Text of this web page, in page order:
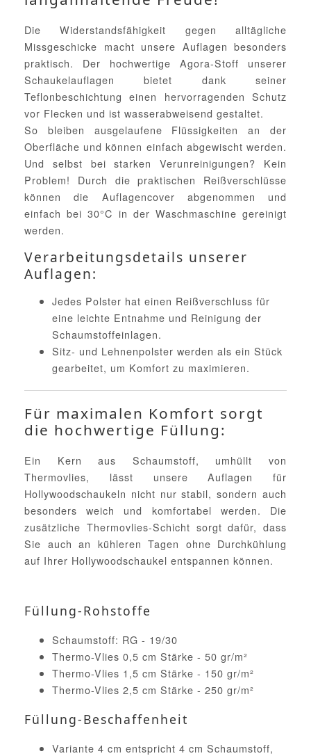
Die Widerstandsfähigkeit gegen alltägliche
Missgeschicke macht unsere Auflagen besonders
praktisch. Der hochwertige Agora-Stoff unserer
Schaukelauflagen bietet dank seiner
Teflonbeschichtung einen hervorragenden Schutz
vor Flecken und ist wasserabweisend gestaltet.
So bleiben ausgelaufene Flüssigkeiten an der
Oberfläche und können einfach abgewischt werden.
Und selbst bei starken Verunreinigungen? Kein
Problem! Durch die praktischen Reißverschlüsse
können die Auflagencover abgenommen und
einfach bei 30°C in der Waschmaschine gereinigt
werden.
Verarbeitungsdetails unserer
Auflagen:
Jedes Polster hat einen Reißverschluss für
eine leichte Entnahme und Reinigung der
Schaumstoffeinlagen.
Sitz- und Lehnenpolster werden als ein Stück
gearbeitet, um Komfort zu maximieren.
Für maximalen Komfort sorgt
die hochwertige Füllung:
Ein Kern aus Schaumstoff, umhüllt von
Thermovlies, lässt unsere Auflagen für
Hollywoodschaukeln nicht nur stabil, sondern auch
besonders weich und komfortabel werden. Die
zusätzliche Thermovlies-Schicht sorgt dafür, dass
Sie auch an kühleren Tagen ohne Durchkühlung
auf Ihrer Hollywoodschaukel entspannen können.
Füllung-Rohstoffe
Schaumstoff: RG - 19/30
Thermo-Vlies 0,5 cm Stärke - 50 gr/m²
Thermo-Vlies 1,5 cm Stärke - 150 gr/m²
Thermo-Vlies 2,5 cm Stärke - 250 gr/m²
Füllung-Beschaffenheit
Variante 4 cm entspricht 4 cm Schaumstoff,